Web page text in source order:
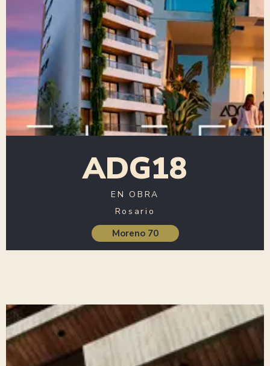
ADG18
EN OBRA
Rosario
Moreno 70